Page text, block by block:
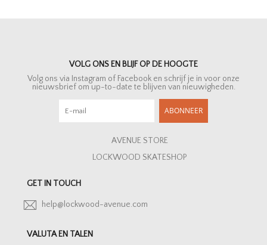
VOLG ONS EN BLIJF OP DE HOOGTE
Volg ons via Instagram of Facebook en schrijf je in voor onze
nieuwsbrief om up-to-date te blijven van nieuwigheden.
ABONNEER
AVENUE STORE
LOCKWOOD SKATESHOP
GET IN TOUCH
help@lockwood-avenue.com
VALUTA EN TALEN